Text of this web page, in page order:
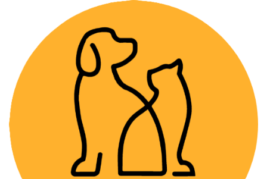
Despacho GRATIS por compras sobre
$89.990(Válido desde Coquimbo hasta Los
Lagos)
Alimentos y Snacks
Snacks
Filtros
Winga